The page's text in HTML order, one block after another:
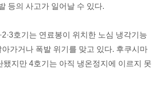
등의 사고가 일어날 수 있다.
호기는 연료봉이 위치한 노심 냉각기능
가거나 폭발 위기를 맞고 있다. 후쿠시마
됐지만 4호기는 아직 냉온정지에 이르지 못